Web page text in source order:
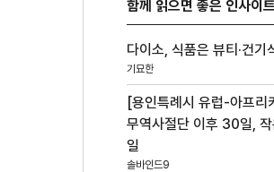
함께 읽으면 좋은 인사이트
다이소, 식품은 뷰티·건
기묘한
[용인특례시 유럽-아프리
무역사절단 이후 30일,
일
솔바인드9